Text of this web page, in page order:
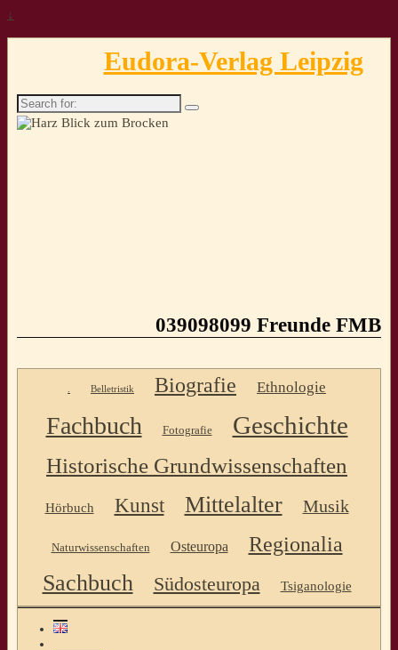
↓
Eudora-Verlag Leipzig
Search
for:
039098099 Freunde FMB
Belletristik Biografie Ethnologie
Fachbuch Fotografie Geschichte
Historische Grundwissenschaften
Hörbuch Kunst Mittelalter Musik
Naturwissenschaften Osteuropa Regionalia
Sachbuch Südosteuropa Tsiganologie